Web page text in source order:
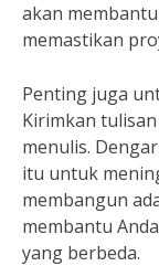
akan
memastikan
Penting juga
Kirimkan
menulis.
itu untuk
membangun
membantu
yang berbeda.